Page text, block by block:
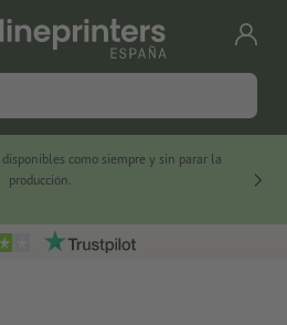
disponibles como siempre y sin parar la
producción.